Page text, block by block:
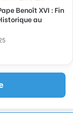
Benoît XVI : Fin
au